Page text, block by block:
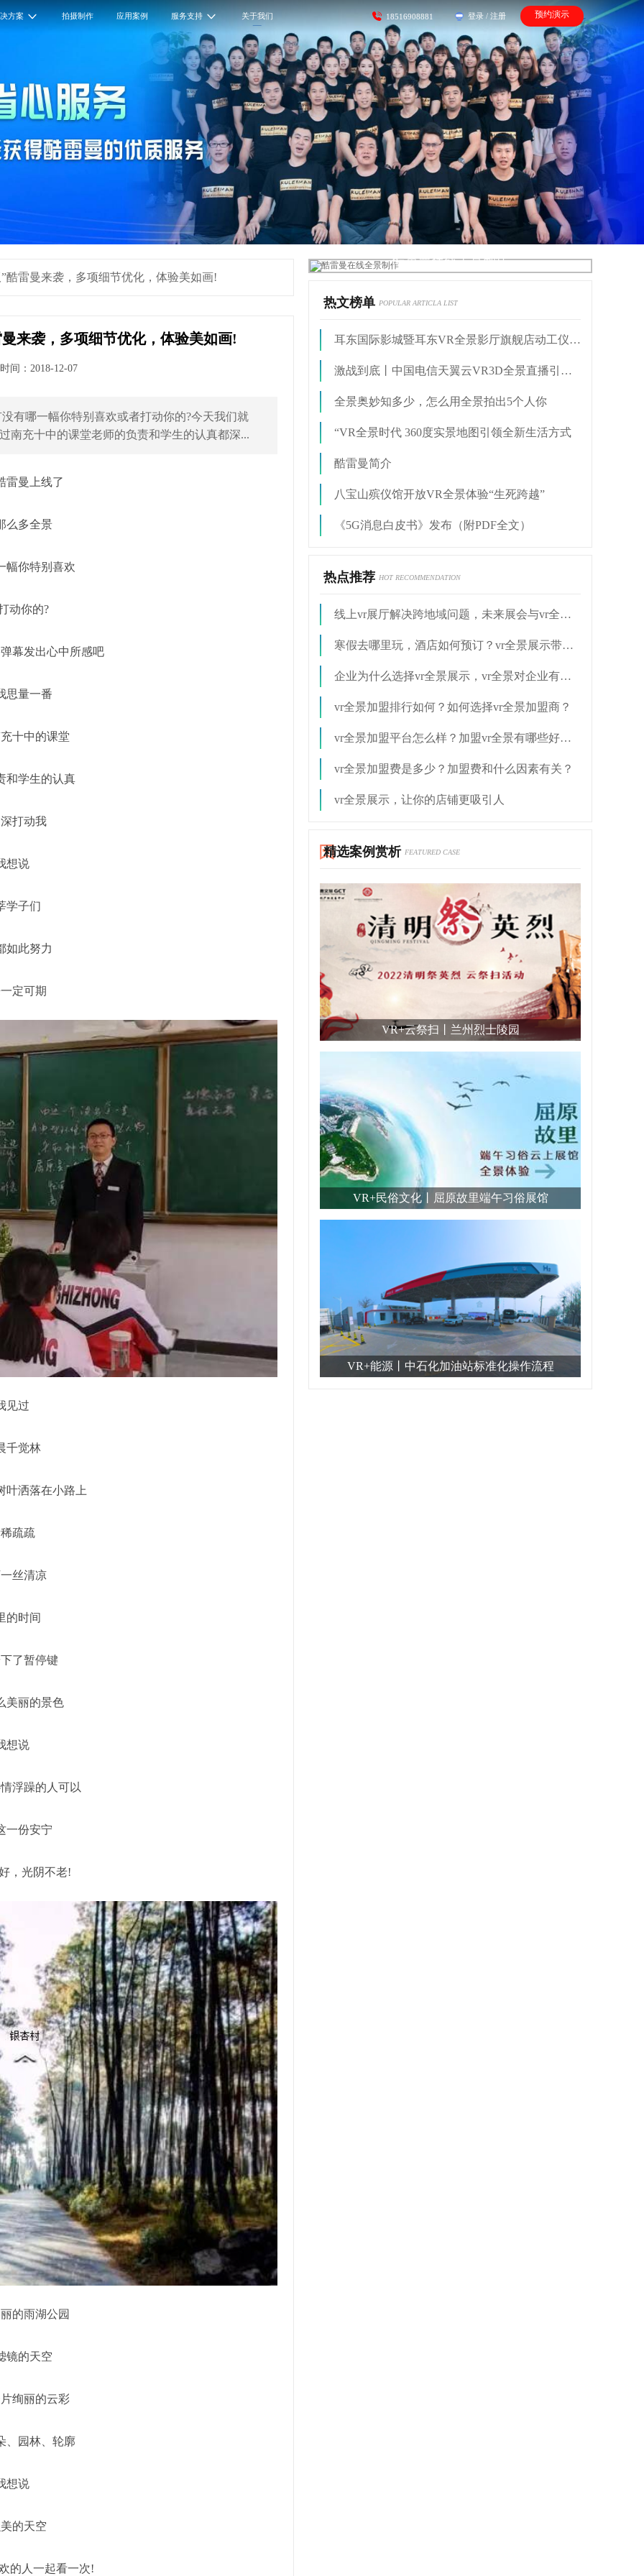
方案 拍摄制作 应用案例 服务支持 关于我们 18516908881 登录 / 注册 预约演示
酷雷曼来袭，多项细节优化，体验美如画!
来袭，多项细节优化，体验美如画!
间：2018-12-07
有哪一幅你特别喜欢或者打动你的?今天我们就
南充十中的课堂老师的负责和学生的认真都深...
雷曼上线了
么多全景
幅你特别喜欢
动你的?
幕发出心中所感吧
思量一番
十中的课堂
和学生的认真
打动我
想说
学子们
如此努力
定可期
见过
千觉林
叶洒落在小路上
疏疏
丝清凉
的时间
了暂停键
美丽的景色
想说
浮躁的人可以
一份安宁
，光阴不老!
的雨湖公园
镜的天空
绚丽的云彩
、园林、轮廓
想说
的天空
的人一起看一次!
酷雷曼在线全景制作
热文榜单 POPULAR ARTICLA LIST
耳东国际影城暨耳东VR全景影厅旗舰店动工仪式盛大举行
激战到底丨中国电信天翼云VR3D全景直播引燃拳击热火
全景奥妙知多少，怎么用全景拍出5个人你
“VR全景时代 360度实景地图引领全新生活方式
酷雷曼简介
八宝山殡仪馆开放VR全景体验“生死跨越”
《5G消息白皮书》发布（附PDF全文）
热点推荐 HOT RECOMMENDATION
线上vr展厅解决跨地域问题，未来展会与vr全景展示结合？
寒假去哪里玩，酒店如何预订？vr全景展示带你玩转酒店
企业为什么选择vr全景展示，vr全景对企业有什么作用？
vr全景加盟排行如何？如何选择vr全景加盟商？
vr全景加盟平台怎么样？加盟vr全景有哪些好处？
vr全景加盟费是多少？加盟费和什么因素有关？
vr全景展示，让你的店铺更吸引人
精选案例赏析 FEATURED CASE
VR+云祭扫丨兰州烈士陵园
VR+民俗文化丨屈原故里端午习俗展馆
VR+能源丨中石化加油站标准化操作流程